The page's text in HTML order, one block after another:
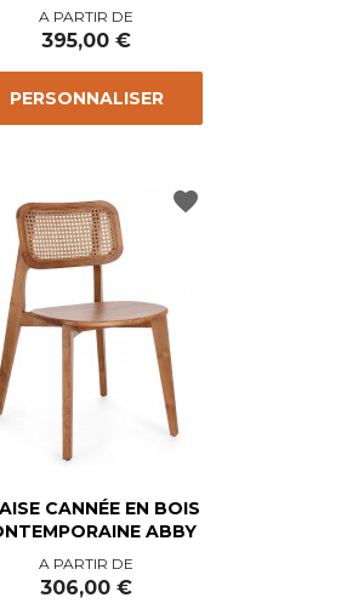
Prix
A PARTIR DE
395,00 €
PERSONNALISER
CANNÉE EN BOIS
ABBY
Prix
A PARTIR DE
306,00 €
favorite